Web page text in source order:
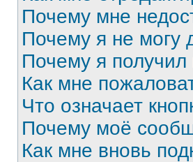
Почему мне
Почему я не могу
Почему я
Как мне
Что означает
Почему моё
Как мне вновь